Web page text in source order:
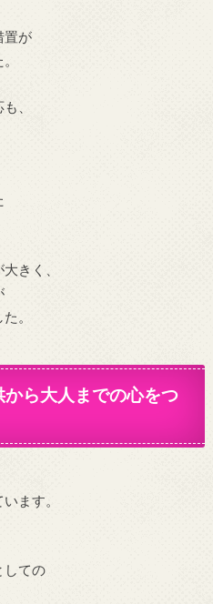
置が
、
きく、
。
ら大人までの心をつ
ます。
しての